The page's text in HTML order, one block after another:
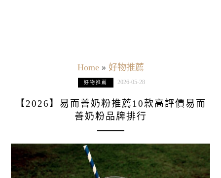
Home» 好物推薦
好物推薦 2026-05-28
【2026】易而善奶粉推薦10款高評價易而
善奶粉品牌排行